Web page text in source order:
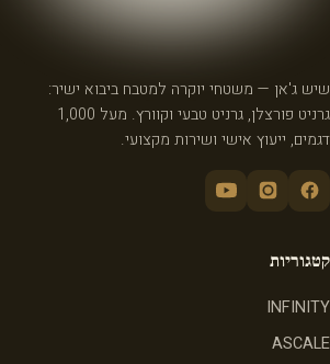
שיש ג'אן — משטחי יוקרה למטבח ביבוא ישיר:
גרניט פורצלן, גרניט טבעי וקוורץ. מעל 1,000
דגמים, ייעוץ אישי ושירות מקצועי.
קטגוריות
INFINITY
ASCALE